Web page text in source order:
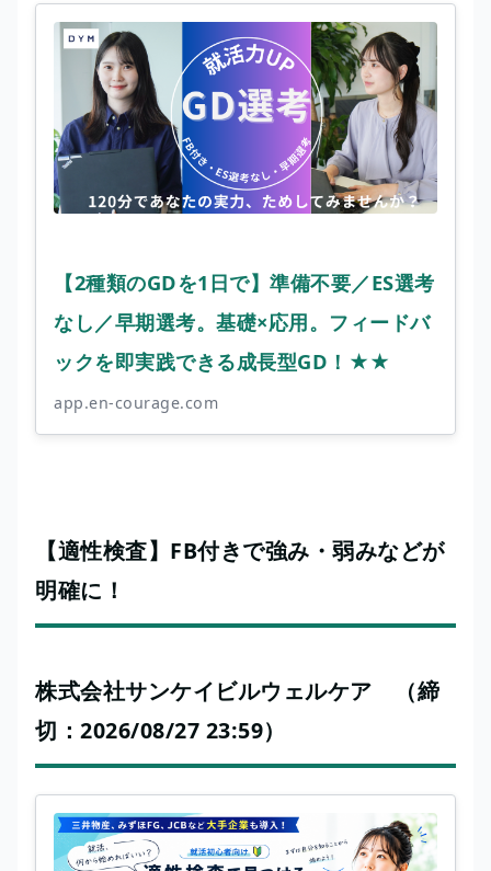
【2種類のGDを1日で】準備不要／ES選考
なし／早期選考。基礎×応用。フィードバ
ックを即実践できる成長型GD！★★
app.en-courage.com
【適性検査】FB付きで強み・弱みなどが
明確に！
株式会社サンケイビルウェルケア （締
切：2026/08/27 23:59）